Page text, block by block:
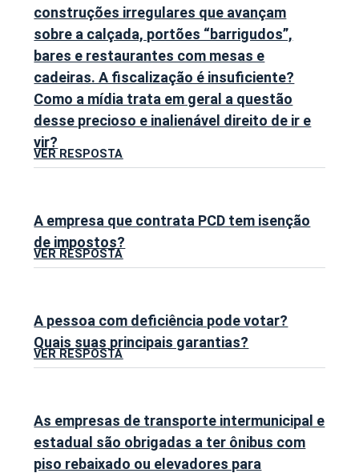
construções irregulares que avançam
sobre a calçada, portões “barrigudos”,
bares e restaurantes com mesas e
cadeiras. A fiscalização é insuficiente?
Como a mídia trata em geral a questão
desse precioso e inalienável direito de ir e
vir?
VER RESPOSTA
A empresa que contrata PCD tem isenção
de impostos?
VER RESPOSTA
A pessoa com deficiência pode votar?
Quais suas principais garantias?
VER RESPOSTA
As empresas de transporte intermunicipal e
estadual são obrigadas a ter ônibus com
piso rebaixado ou elevadores para